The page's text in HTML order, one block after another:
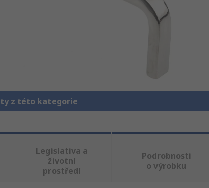
z této kategorie
Legislativa a
životní
prostředí
Podrobnosti
o výrobku